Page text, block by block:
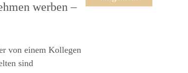
werben –
von einem Kollegen
sind